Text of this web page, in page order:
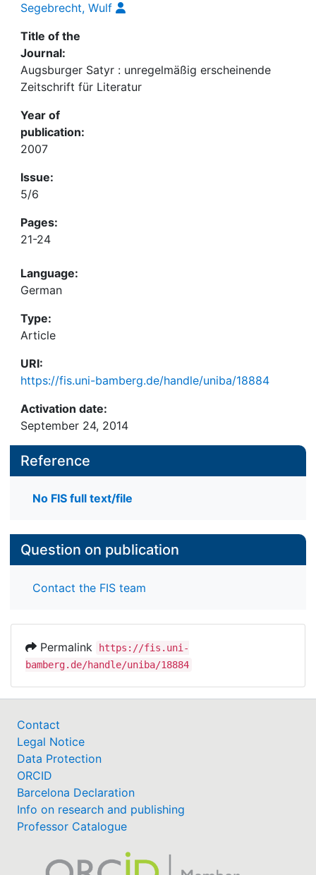
Segebrecht, Wulf
Title of the
Journal:
Augsburger Satyr : unregelmäßig erscheinende
Zeitschrift für Literatur
Year of
publication:
2007
Issue:
5/6
Pages:
21-24
Language:
German
Type:
Article
URI:
https://fis.uni-bamberg.de/handle/uniba/18884
Activation date:
September 24, 2014
Reference
No FIS full text/file
Question on publication
Contact the FIS team
Permalink
https://fis.uni-
bamberg.de/handle/uniba/18884
Contact
Legal Notice
Data Protection
ORCID
Barcelona Declaration
Info on research and publishing
Professor Catalogue